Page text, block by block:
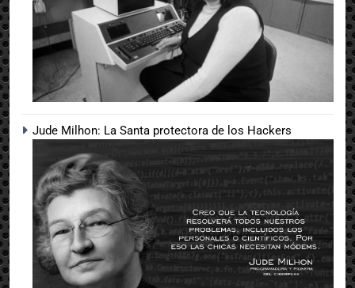
Jude Milhon: La Santa protectora de los Hackers